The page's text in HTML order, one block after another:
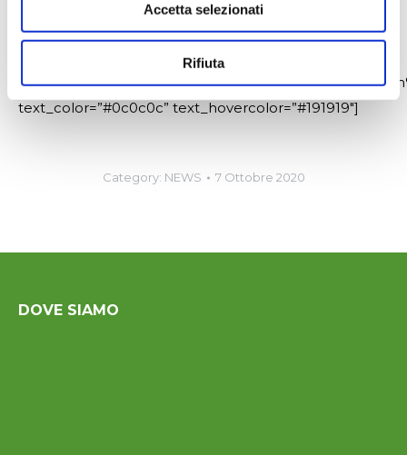
Accetta selezionati
Rifiuta
[ult_createlink title=”2020 IA VIRTUAL NEW
text_color=”#0c0c0c” text_hovercolor=”#191919″]
Category: NEWS 7 Ottobre 2020
DOVE SIAMO